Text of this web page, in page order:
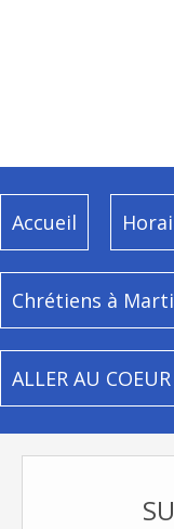
Accueil
Chrétiens à
ALLER AU